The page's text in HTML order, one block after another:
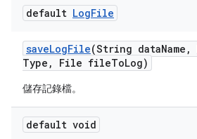
default LogFile
saveLogFile(String dataName ,
Type , File fileToLog)
儲存記錄檔。
default void